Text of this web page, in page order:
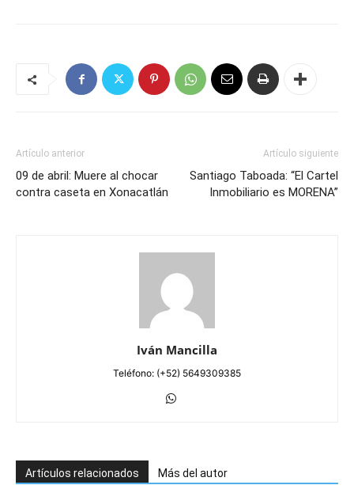
Artículo anterior
09 de abril: Muere al chocar
contra caseta en Xonacatlán
Artículo siguiente
Santiago Taboada: “El Cartel
Inmobiliario es MORENA”
Iván Mancilla
Teléfono: (+52) 5649309385
Artículos relacionados Más del autor